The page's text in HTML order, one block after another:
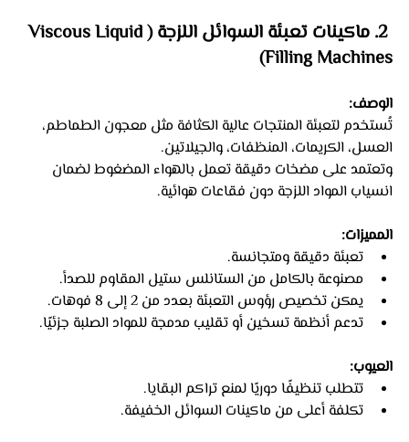
2. ماكينات تعبئة السوائل اللزجة (Viscous Liquid
Filling Machines)
الوصف:
تُستخدم لتعبئة المنتجات عالية الكثافة مثل معجون الطماطم،
العسل، الكريمات، المنظفات، والجيلاتين.
وتعتمد على مضخات دقيقة تعمل بالهواء المضغوط لضمان
انسياب المواد اللزجة دون فقاعات هوائية.
المميزات:
تعبئة دقيقة ومتجانسة.
مصنوعة بالكامل من الستانلس ستيل المقاوم للصدأ.
يمكن تخصيص رؤوس التعبئة بعدد من 2 إلى 8 فوهات.
تدعم أنظمة تسخين أو تقليب مدمجة للمواد الصلبة جزئيًا.
العيوب:
تتطلب تنظيفًا دوريًا لمنع تراكم البقايا.
تكلفة أعلى من ماكينات السوائل الخفيفة.